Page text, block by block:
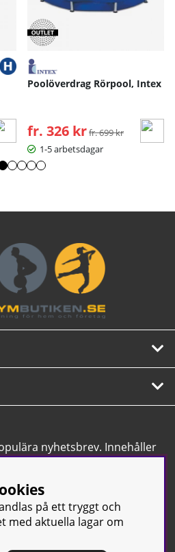
Poolöverdrag Rörpool, Intex
fr. 326 kr Ordinarie pris:
fr. 699 kr
1-5 arbetsdagar
nyhetsbrev. Innehåller
bästa erbjudanden.
på ett tryggt och
med aktuella lagar om